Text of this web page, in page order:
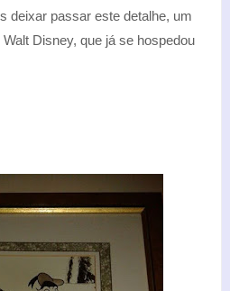
deixar passar este detalhe, um
Disney, que já se hospedou